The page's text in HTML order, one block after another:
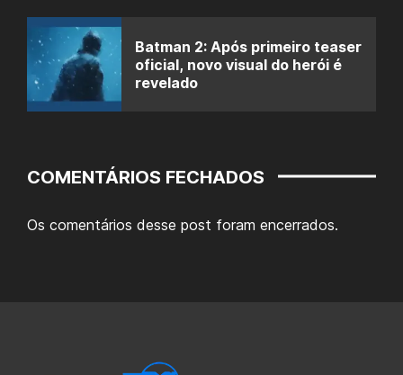
Batman 2: Após primeiro teaser
oficial, novo visual do herói é
revelado
COMENTÁRIOS FECHADOS
Os comentários desse post foram encerrados.